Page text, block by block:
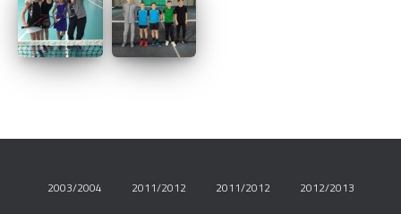
2003/2004 2011/2012 2011/2012 2012/2013